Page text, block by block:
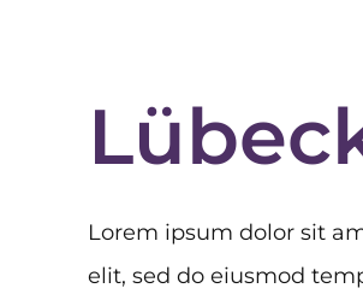
Lorem ipsum dolor sit
elit, sed do eiusmod